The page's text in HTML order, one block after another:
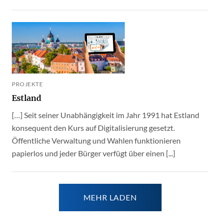
PROJEKTE
Estland
[…] Seit seiner Unabhängigkeit im Jahr 1991 hat Estland
konsequent den Kurs auf Digitalisierung gesetzt.
Öffentliche Verwaltung und Wahlen funktionieren
papierlos und jeder Bürger verfügt über einen [...]
MEHR LADEN